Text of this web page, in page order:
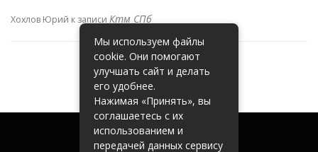
Хохлов Юрий к записи Ктм СПб
Мы используем файлы
cookie. Они помогают
улучшать сайт и делать
его удобнее.
Нажимая «Принять», вы
соглашаетесь с их
использованием и
передачей данных сервису